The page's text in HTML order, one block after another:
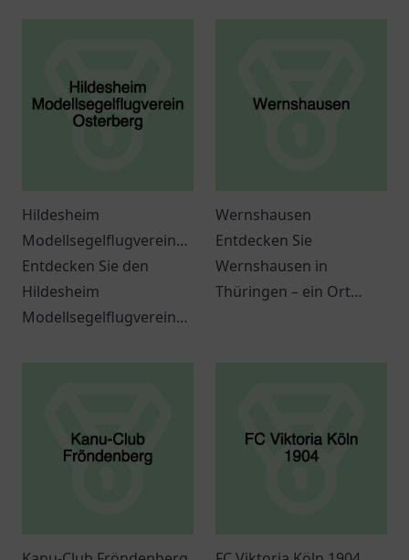
Hildesheim
Modellsegelflugverein
Osterberg
Entdecken Sie den
Hildesheim
Modellsegelflugverein
Wernshausen
Entdecken Sie
Wernshausen in
Thüringen – ein Ort